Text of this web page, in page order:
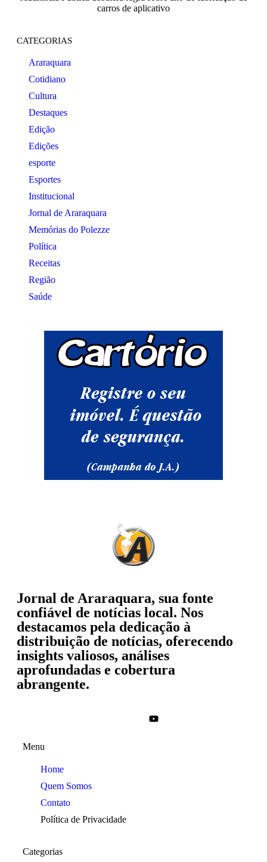
carros de aplicativo
CATEGORIAS
Araraquara
Cotidiano
Cultura
Destaques
Edição
Edições
esporte
Esportes
Institucional
Jornal de Araraquara
Memórias do Polezze
Política
Receitas
Região
Saúde
Jornal de Araraquara, sua fonte
confiável de notícias local. Nos
destacamos pela dedicação à
distribuição de notícias, oferecendo
insights valiosos, análises
aprofundadas e cobertura
abrangente.
Menu
Home
Quem Somos
Contato
Política de Privacidade
Categorias